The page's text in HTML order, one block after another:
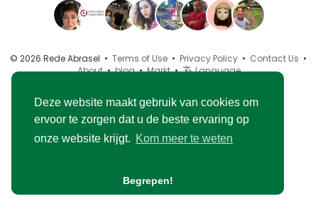
Deze website maakt gebruik van cookies om
ervoor te zorgen dat u de beste ervaring op
onze website krijgt. Kom meer te weten
Begrepen!
© 2026 Rede Abrasel • Terms of Use• Privacy Policy• Contact Us •
About•blog•Markt• Language